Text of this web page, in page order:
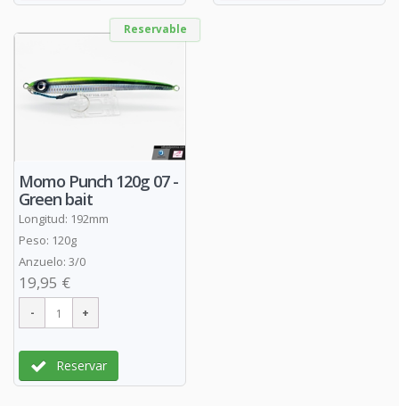
Reservable
Momo Punch 120g 07 -
Green bait
Longitud: 192mm
Peso: 120g
Anzuelo: 3/0
19,95 €
Reservar